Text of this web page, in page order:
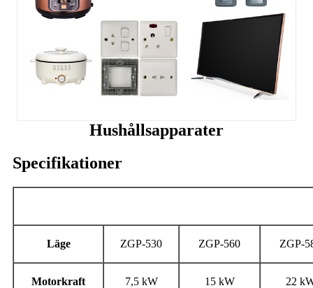
Hushållsapparater
Specifikationer
Läge ZGP-530 ZGP-560 ZGP-
Motorkraft 7,5 kW 15 kW 22